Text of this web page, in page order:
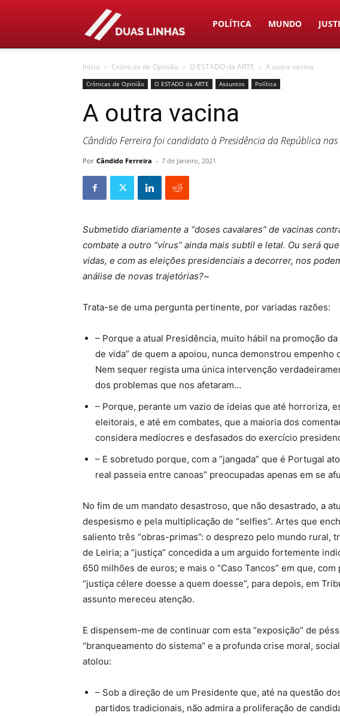
Duas
Linhas
POLÍTICA MUNDO
Início Crónicas de Opinião O ESTADO da ARTE A outra vacina
Crónicas de Opinião O ESTADO da ARTE Assuntos Política
A outra vacina
Cândido Ferreira foi candidato à Presidência da República nas
Por Cândido Ferreira - 7 de Janeiro, 2021
Submetido diariamente a “doses cavalares” de vacinas
combate a outro “vírus” ainda mais subtil e letal. Ou será
vidas, e com as eleições presidenciais a decorrer, nos
análise de novas trajetórias?~
Trata-se de uma pergunta pertinente, por variadas razões:
– Porque a atual Presidência, muito hábil na promoção
de vida” de quem a apoiou, nunca demonstrou
Nem sequer regista uma única intervenção
dos problemas que nos afetaram…
– Porque, perante um vazio de ideias que até horroriza,
eleitorais, e até em combates, que a maioria dos
considera medíocres e desfasados do exercício
– E sobretudo porque, com a “jangada” que é Portugal
real passeia entre canoas” preocupadas apenas em se
No fim de um mandato desastroso, que não desastrado, a
despesismo e pela multiplicação de “selfies”. Artes que
saliento três “obras-primas”: o desprezo pelo mundo rural,
de Leiria; a “justiça” concedida a um arguido fortemente
650 milhões de euros; e mais o “Caso Tancos” em que,
“justiça célere doesse a quem doesse”, para depois, em
assunto mereceu atenção.
E dispensem-me de continuar com esta “exposição” de
“branqueamento do sistema” e a profunda crise moral,
atolou:
– Sob a direção de um Presidente que, até na questão
partidos tradicionais, não admira a proliferação de